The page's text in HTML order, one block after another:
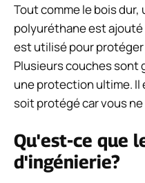
Tout comme le bois
polyuréthane est ajouté
est utilisé pour
Plusieurs couches sont
une protection ultime. Il
soit protégé car vous ne
Qu'est-ce que
d'ingénierie?